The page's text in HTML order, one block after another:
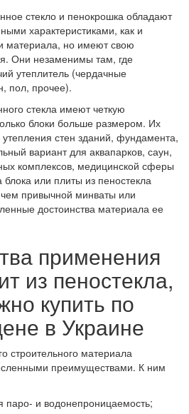
стекло и пенокрошка обладают
характеристиками, как и
материала, но имеют свою
Они незаменимы там, где
утеплитель (чердачные
пол, прочее).
стекла имеют четкую
блоки больше размером. Их
стен зданий, фундамента,
вариант для аквапарков, саун,
комплексов, медицинской сферы
или плиты из пеностекла
привычной минваты или
достоинства материала ее
применения
из пеностекла,
купить по
в Украине
строительного материала
преимуществами. К ним
паро- и водонепроницаемость;